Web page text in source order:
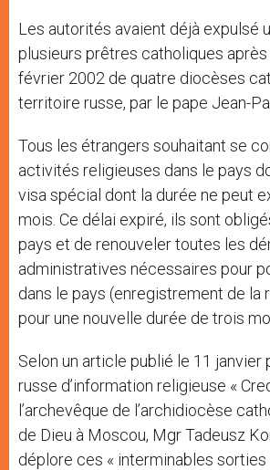
Les autorités avaient déjà expulsé
plusieurs prêtres catholiques
février 2002 de quatre diocèses
territoire russe, par le pape Jean-
Tous les étrangers souhaitant se
activités religieuses dans le pays
visa spécial dont la durée ne peut
mois. Ce délai expiré, ils sont
pays et de renouveler toutes les
administratives nécessaires pour
dans le pays (enregistrement de la
pour une nouvelle durée de trois
Selon un article publié le 11 janvier
russe d’information religieuse «
l’archevêque de l’archidiocèse
de Dieu à Moscou, Mgr Tadeusz
déplore ces « interminables